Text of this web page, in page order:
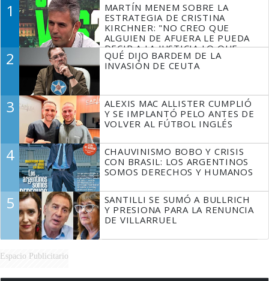
1
MARTÍN MENEM SOBRE LA
ESTRATEGIA DE CRISTINA
KIRCHNER: "NO CREO QUE
ALGUIEN DE AFUERA LE PUEDA
DECIR A LA JUSTICIA LO QUE
TIENE QUE HACER"
2
QUÉ DIJO BARDEM DE LA
INVASIÓN DE CEUTA
3
ALEXIS MAC ALLISTER CUMPLIÓ
Y SE IMPLANTÓ PELO ANTES DE
VOLVER AL FÚTBOL INGLÉS
4
CHAUVINISMO BOBO Y CRISIS
CON BRASIL: LOS ARGENTINOS
SOMOS DERECHOS Y HUMANOS
5
SANTILLI SE SUMÓ A BULLRICH
Y PRESIONA PARA LA RENUNCIA
DE VILLARRUEL
Espacio Publicitario